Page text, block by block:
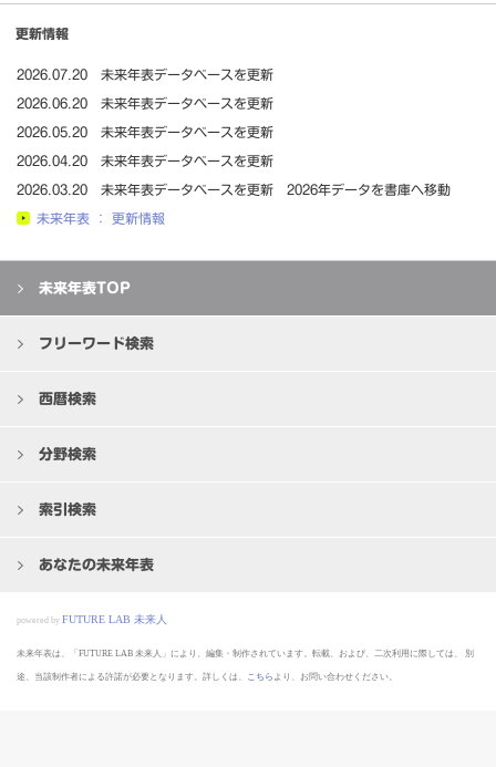
更新情報
2026.07.20 未来年表データベースを更新
2026.06.20 未来年表データベースを更新
2026.05.20 未来年表データベースを更新
2026.04.20 未来年表データベースを更新
2026.03.20 未来年表データベースを更新 2026年データを書庫へ移動
未来年表 ： 更新情報
未来年表TOP
フリーワード検索
西暦検索
分野検索
索引検索
あなたの未来年表
未来年表は、「FUTURE LAB 未来人」により、編集・制作されています。転載、および、二次利用に際しては、 別
途、当該制作者による許諾が必要となります。詳しくは、 こちら より、お問い合わせください。
powered by FUTURE LAB 未来人